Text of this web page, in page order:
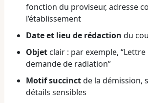
fonction du proviseur, adresse
l’établissement
Date et lieu de rédaction du
Objetclair : par exemple, “Lettre
demande de radiation”
Motif succinctde la démission,
détails sensibles